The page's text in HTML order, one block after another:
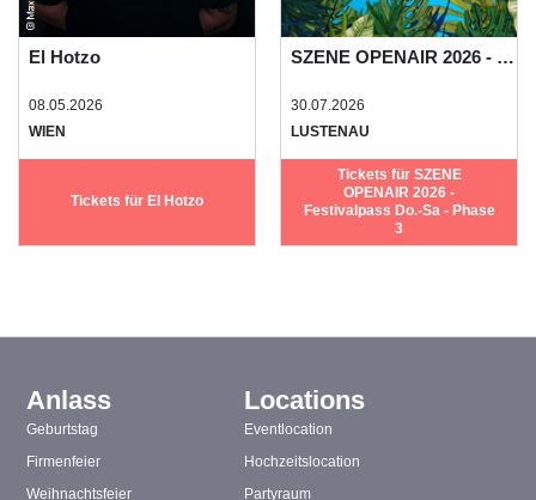
El Hotzo
08.05.2026
WIEN
Tickets für El Hotzo
SZENE OPENAIR 2026 - Festivalpass Do.-Sa - Phase 3
30.07.2026
LUSTENAU
Tickets für SZENE
OPENAIR 2026 -
Festivalpass Do.-Sa - Phase
3
Anlass
Geburtstag
Firmenfeier
Weihnachtsfeier
Locations
Eventlocation
Hochzeitslocation
Partyraum